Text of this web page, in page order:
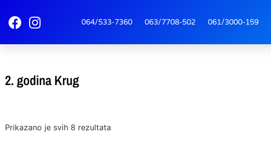
064/533-7360 063/7708-502 061/3000-159
2. godina Krug
Prikazano je svih 8 rezultata